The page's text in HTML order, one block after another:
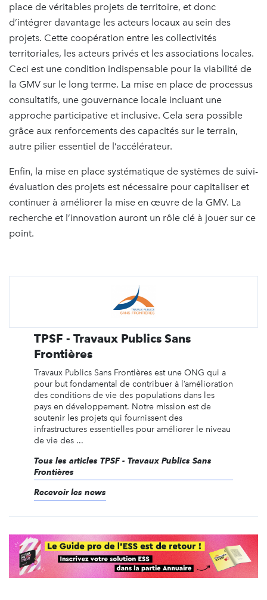
place de véritables projets de territoire, et donc
d’intégrer davantage les acteurs locaux au sein des
projets. Cette coopération entre les collectivités
territoriales, les acteurs privés et les associations locales.
Ceci est une condition indispensable pour la viabilité de
la GMV sur le long terme. La mise en place de processus
consultatifs, une gouvernance locale incluant une
approche participative et inclusive. Cela sera possible
grâce aux renforcements des capacités sur le terrain,
autre pilier essentiel de l’accélérateur.
Enfin, la mise en place systématique de systèmes de suivi-
évaluation des projets est nécessaire pour capitaliser et
continuer à améliorer la mise en œuvre de la GMV. La
recherche et l’innovation auront un rôle clé à jouer sur ce
point.
TPSF - Travaux Publics Sans
Frontières
Travaux Publics Sans Frontières est une ONG qui a
pour but fondamental de contribuer à l’amélioration
des conditions de vie des populations dans les
pays en développement. Notre mission est de
soutenir les projets qui fournissent des
infrastructures essentielles pour améliorer le niveau
de vie des ...
Tous les articles TPSF - Travaux Publics Sans
Frontières
Recevoir les news